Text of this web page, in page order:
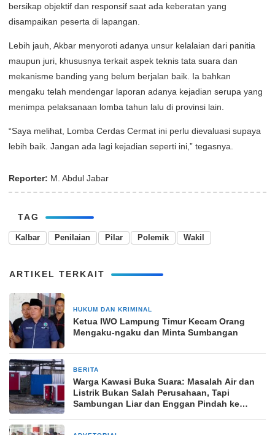
bersikap objektif dan responsif saat ada keberatan yang
disampaikan peserta di lapangan.
Lebih jauh, Akbar menyoroti adanya unsur kelalaian dari panitia
maupun juri, khususnya terkait aspek teknis tata suara dan
mekanisme banding yang belum berjalan baik. Ia bahkan
mengaku telah mendengar laporan adanya kejadian serupa yang
menimpa pelaksanaan lomba tahun lalu di provinsi lain.
“Saya melihat, Lomba Cerdas Cermat ini perlu dievaluasi supaya
lebih baik. Jangan ada lagi kejadian seperti ini,” tegasnya.
Reporter: M. Abdul Jabar
TAG
Kalbar Penilaian Pilar Polemik Wakil
ARTIKEL TERKAIT
HUKUM DAN KRIMINAL
Ketua IWO Lampung Timur Kecam Orang
Mengaku-ngaku dan Minta Sumbangan
BERITA
Warga Kawasi Buka Suara: Masalah Air dan
Listrik Bukan Salah Perusahaan, Tapi
Sambungan Liar dan Enggan Pindah ke